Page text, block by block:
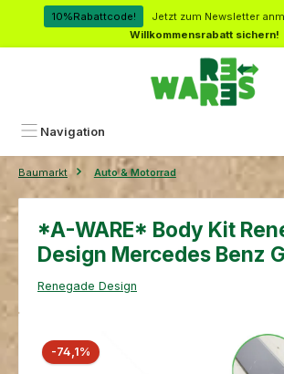
Zum Hauptinhalt springen
10%Rabattcode! Jetzt zum Newsletter
Willkommensrabatt sichern!
Navigation
Baumarkt Auto & Motorrad
*A-WARE* Body Kit
Design Mercedes Benz
Renegade Design
Bildergalerie überspringen
-74,1% Rabatt